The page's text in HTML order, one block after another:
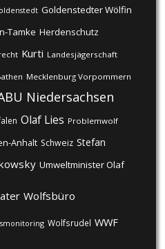
Goldenstedter Wölfin
Tamke Herdenschutz
Kurti Landesjägerschaft
Mecklenburg Vorpommern
Niedersachsen
Olaf Lies Problemwolf
Anhalt Schweiz Stefan
Umweltminister Olaf
Wolfsbüro
Wolfsrudel WWF